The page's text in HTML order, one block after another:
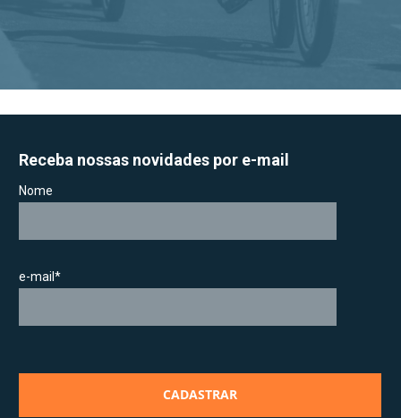
Receba nossas novidades por e-mail
Nome
e-mail*